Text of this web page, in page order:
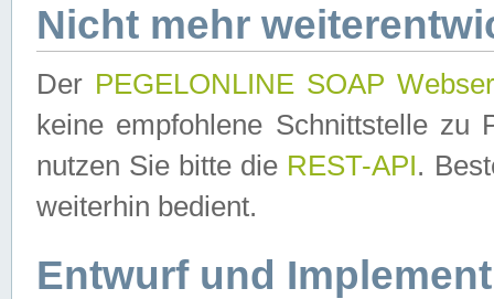
Nicht mehr
Der PEGELONLINE SOAP
keine empfohlene Schnittstelle zu
nutzen Sie bitte die REST-API.
weiterhin bedient.
Entwurf und